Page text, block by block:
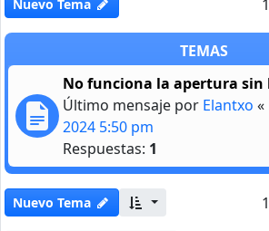
Nuevo Tema
TEMAS
No funciona la apertura sin
Último mensaje por Elantxo «
2024 5:50 pm
Respuestas: 1
Nuevo Tema